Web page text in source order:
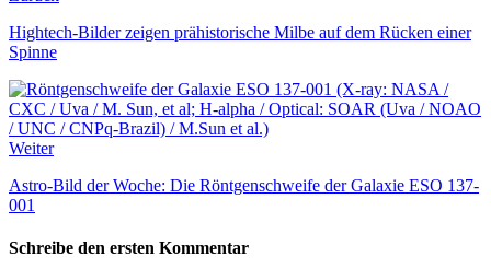
Hightech-Bilder zeigen prähistorische Milbe auf dem Rücken einer
Spinne
Weiter
Astro-Bild der Woche: Die Röntgenschweife der Galaxie ESO 137-
001
Schreibe den ersten Kommentar